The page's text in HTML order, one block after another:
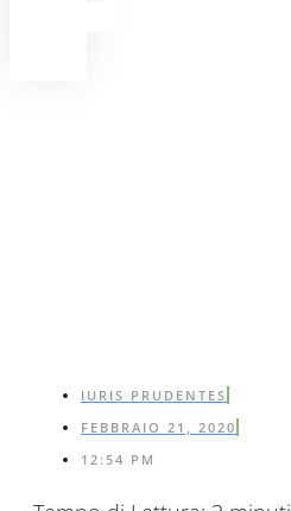
IURIS PRUDENTES
FEBBRAIO 21, 2020
12:54 PM